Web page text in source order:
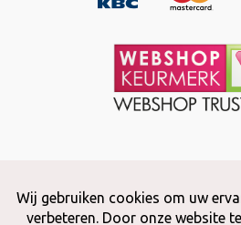
Copyright © 2026